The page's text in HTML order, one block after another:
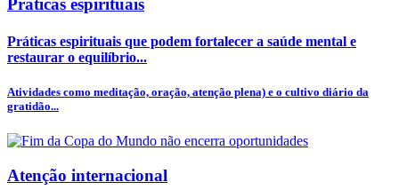
Praticas espirituais
Práticas espirituais que podem fortalecer a saúde mental e
restaurar o equilíbrio...
Atividades como meditação, oração, atenção plena) e o cultivo diário da
gratidão...
Atenção internacional